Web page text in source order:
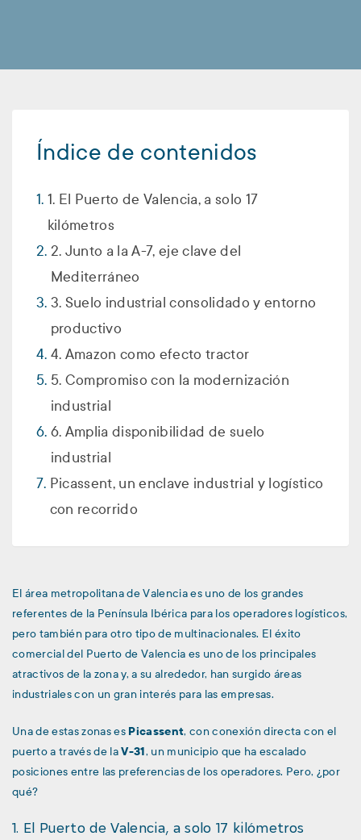
Índice de contenidos
1. El Puerto de Valencia, a solo 17
kilómetros
2. Junto a la A-7, eje clave del
Mediterráneo
3. Suelo industrial consolidado y entorno
productivo
4. Amazon como efecto tractor
5. Compromiso con la modernización
industrial
6. Amplia disponibilidad de suelo
industrial
Picassent, un enclave industrial y logístico
con recorrido
El área metropolitana de Valencia es uno de los grandes
referentes de la Península Ibérica para los operadores logísticos,
pero también para otro tipo de multinacionales. El éxito
comercial del Puerto de Valencia es uno de los principales
atractivos de la zona y, a su alrededor, han surgido áreas
industriales con un gran interés para las empresas.
Una de estas zonas es Picassent, con conexión directa con el
puerto a través de laV-31, un municipio que ha escalado
posiciones entre las preferencias de los operadores. Pero, ¿por
qué?
1. El Puerto de Valencia, a solo 17 kilómetros